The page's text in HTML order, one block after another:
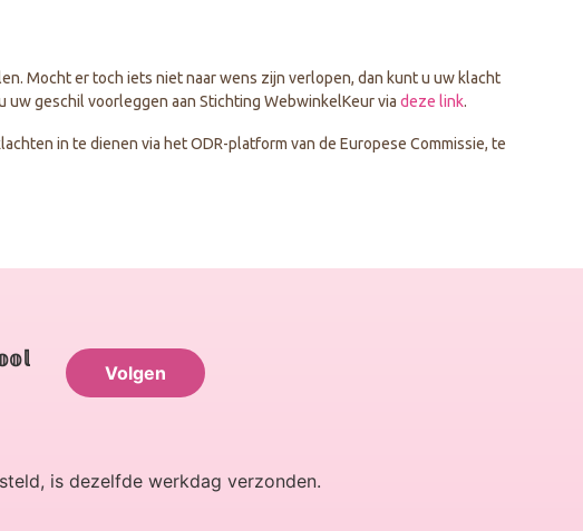
Mocht er toch iets niet naar wens zijn verlopen, dan kunt u uw klacht
geschil voorleggen aan Stichting WebwinkelKeur via deze link.
in te dienen via het ODR-platform van de Europese Commissie, te